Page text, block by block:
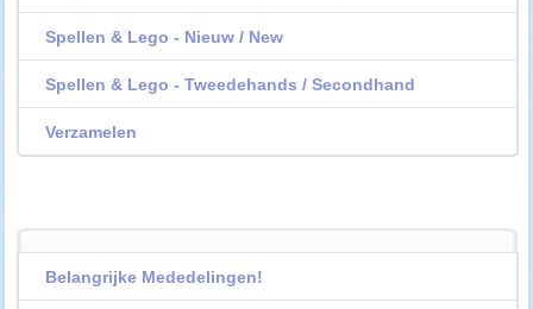
Spellen & Lego - Nieuw / New
Spellen & Lego - Tweedehands / Secondhand
Verzamelen
Belangrijke Mededelingen!